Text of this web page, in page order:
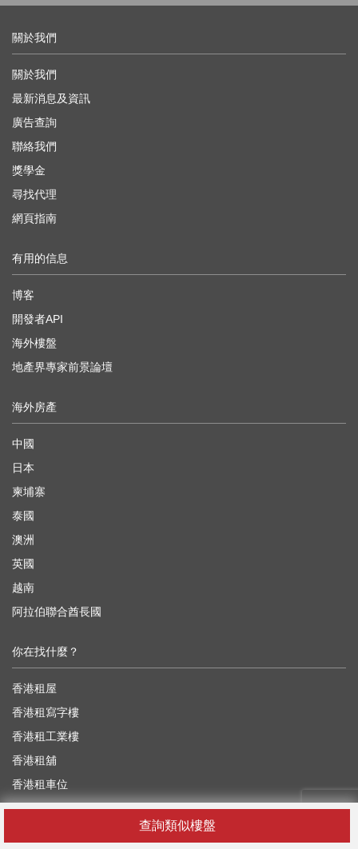
查詢類似樓盤
關於我們
關於我們
最新消息及資訊
廣告查詢
聯絡我們
獎學金
尋找代理
網頁指南
有用的信息
博客
開發者API
海外樓盤
地產界專家前景論壇
海外房產
中國
日本
柬埔寨
泰國
澳洲
英國
越南
阿拉伯聯合酋長國
你在找什麼？
香港租屋
香港租寫字樓
香港租工業樓
香港租舖
香港租車位
香港買樓